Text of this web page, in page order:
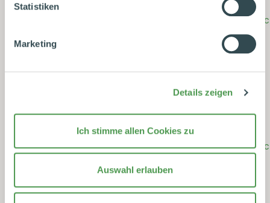
Statistiken
Marketing
Details zeigen
Ich stimme allen Cookies zu
Auswahl erlauben